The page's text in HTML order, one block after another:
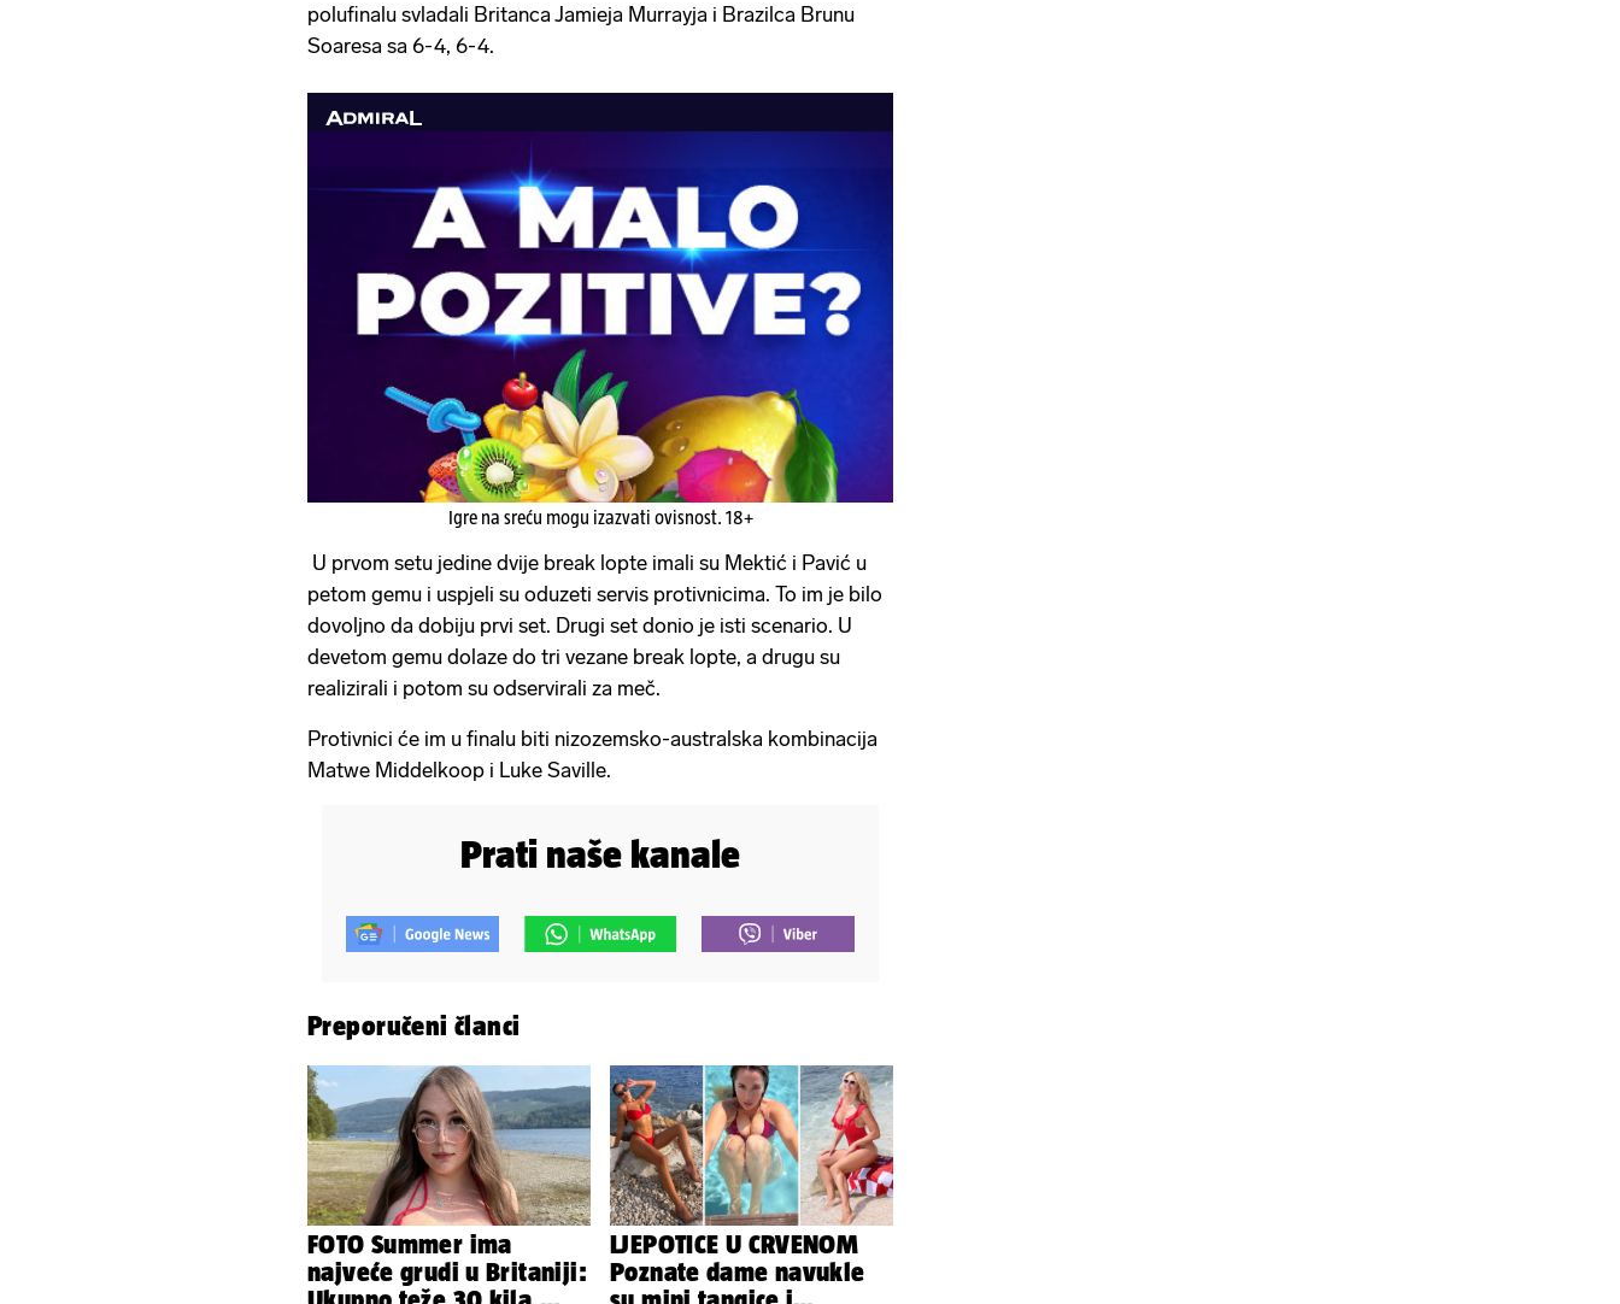
polufinalu svladali Britanca Jamieja Murrayja i Brazilca Brunu
Soaresa sa 6-4, 6-4.
Igre na sreću mogu izazvati ovisnost. 18+
U prvom setu jedine dvije break lopte imali su Mektić i Pavić u
petom gemu i uspjeli su oduzeti servis protivnicima. To im je bilo
dovoljno da dobiju prvi set. Drugi set donio je isti scenario. U
devetom gemu dolaze do tri vezane break lopte, a drugu su
realizirali i potom su odservirali za meč.
Protivnici će im u finalu biti nizozemsko-australska kombinacija
Matwe Middelkoop i Luke Saville.
Prati naše kanale
Preporučeni članci
FOTO Summer ima
najveće grudi u Britaniji:
LJEPOTICE U CRVENOM
Poznate dame navukle